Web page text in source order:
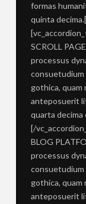
formas
quinta
SCROLL
processus
gothica, quam
anteposuerit
quarta
[/
BLOG
processus
gothica, quam
anteposuerit